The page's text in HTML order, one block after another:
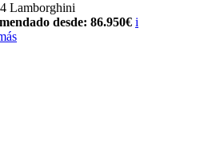
Lamborghini
desde: 86.950€ i